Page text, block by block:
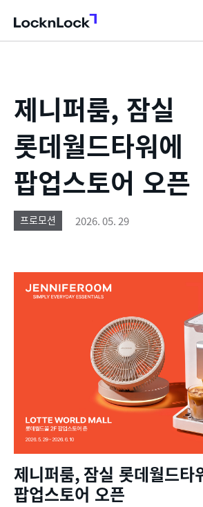
LocknLock
제니퍼룸, 잠실
롯데월드타워에
팝업스토어 오픈
프로모션 2026. 05. 29
제니퍼룸,잠실 롯데월드타
팝업스토어 오픈